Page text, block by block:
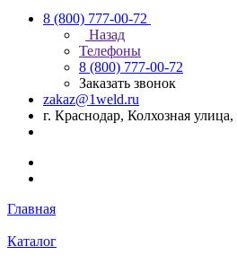
8 (800) 777-00-72
Назад
Телефоны
8 (800) 777-00-72
Заказать звонок
zakaz@1weld.ru
г. Краснодар, Колхозная улица,
Главная
Каталог